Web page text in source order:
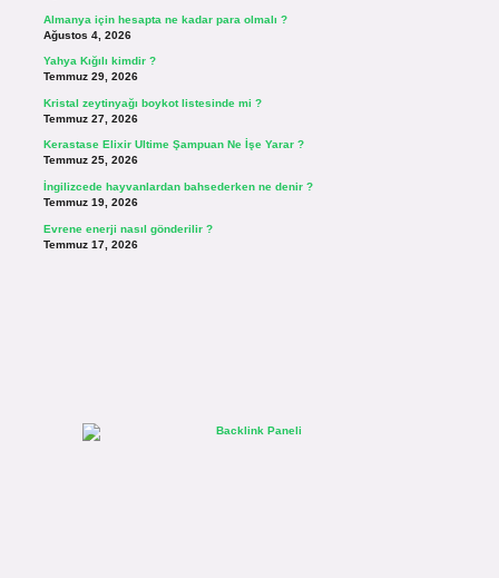
Almanya için hesapta ne kadar para olmalı ?
Ağustos 4, 2026
Yahya Kığılı kimdir ?
Temmuz 29, 2026
Kristal zeytinyağı boykot listesinde mi ?
Temmuz 27, 2026
Kerastase Elixir Ultime Şampuan Ne İşe Yarar ?
Temmuz 25, 2026
İngilizcede hayvanlardan bahsederken ne denir ?
Temmuz 19, 2026
Evrene enerji nasıl gönderilir ?
Temmuz 17, 2026